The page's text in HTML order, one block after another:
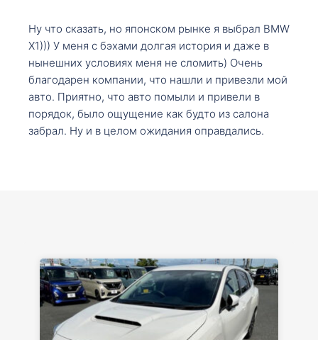
Ну что сказать, но японском рынке я выбрал BMW
X1))) У меня с бэхами долгая история и даже в
нынешних условиях меня не сломить) Очень
благодарен компании, что нашли и привезли мой
авто. Приятно, что авто помыли и привели в
порядок, было ощущение как будто из салона
забрал. Ну и в целом ожидания оправдались.